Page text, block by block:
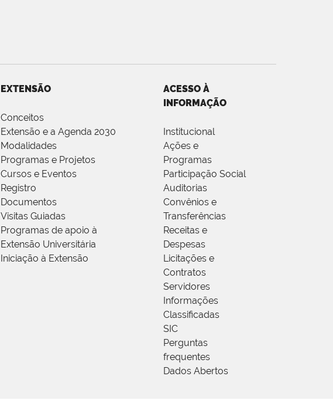
EXTENSÃO
Conceitos
Extensão e a Agenda 2030
Modalidades
Programas e Projetos
Cursos e Eventos
Registro
Documentos
Visitas Guiadas
Programas de apoio à
Extensão Universitária
Iniciação à Extensão
ACESSO À
INFORMAÇÃO
Institucional
Ações e
Programas
Participação Social
Auditorias
Convênios e
Transferências
Receitas e
Despesas
Licitações e
Contratos
Servidores
Informações
Classificadas
SIC
Perguntas
frequentes
Dados Abertos